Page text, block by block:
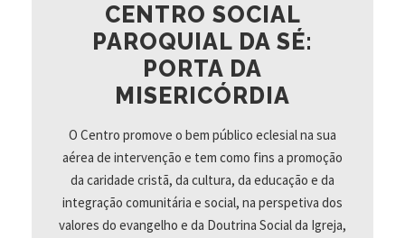
CENTRO SOCIAL
PAROQUIAL DA SÉ:
PORTA DA
MISERICÓRDIA
O Centro promove o bem público eclesial na sua
aérea de intervenção e tem como fins a promoção
da caridade cristã, da cultura, da educação e da
integração comunitária e social, na perspetiva dos
valores do evangelho e da Doutrina Social da Igreja,